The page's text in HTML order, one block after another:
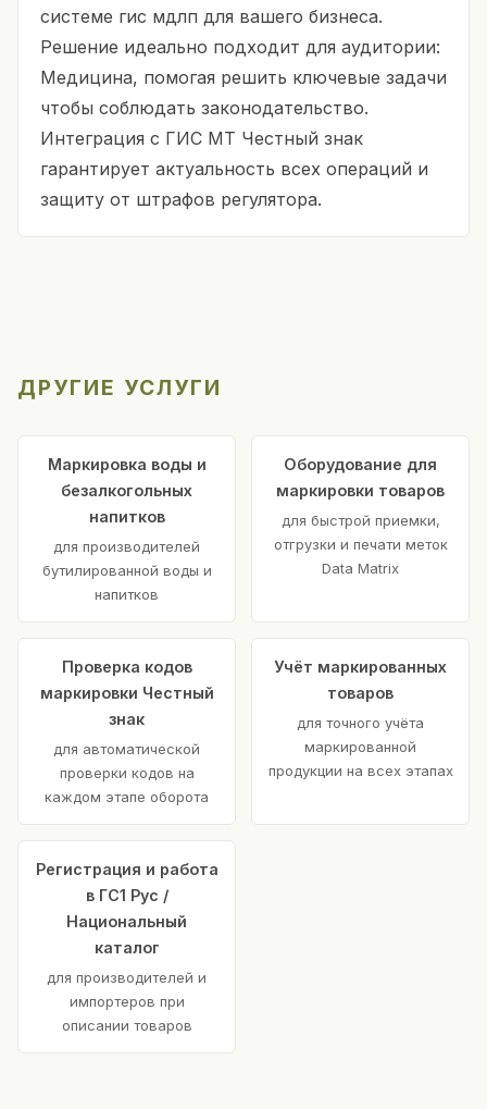
системе гис мдлп для вашего бизнеса.
Решение идеально подходит для аудитории:
Медицина, помогая решить ключевые задачи
чтобы соблюдать законодательство.
Интеграция с ГИС МТ Честный знак
гарантирует актуальность всех операций и
защиту от штрафов регулятора.
ДРУГИЕ УСЛУГИ
Маркировка воды и
безалкогольных
напитков
для производителей
бутилированной воды и
напитков
Оборудование для
маркировки товаров
для быстрой приемки,
отгрузки и печати меток
Data Matrix
Проверка кодов
маркировки Честный
знак
для автоматической
проверки кодов на
каждом этапе оборота
Учёт маркированных
товаров
для точного учёта
маркированной
продукции на всех этапах
Регистрация и работа
в ГС1 Рус /
Национальный
каталог
для производителей и
импортеров при
описании товаров